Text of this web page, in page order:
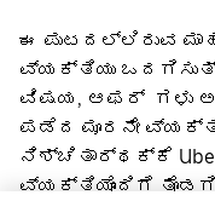
ಈ ಪುಟದಲ್ಲಿರುವ
ವ್ಯಕ್ತಿಯು
ವಿಷಯ, ಆಫರ್ ‌ ಗಳು
ಪಡೆದ ಮೂರನೇ
ನಿಶ್ಚಿತಾರ್ಥಕ್ಕೆ Uber
ವ್ಯಕ್ತಿಯೊಂದಿಗೆ